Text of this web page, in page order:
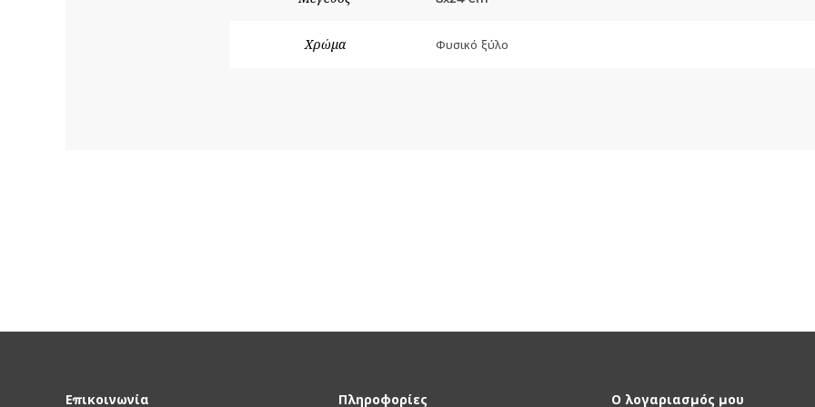
Χρώμα Φυσικό ξύλο
Επικοινωνία Πληροφορίες Ο λογαριασμός μου